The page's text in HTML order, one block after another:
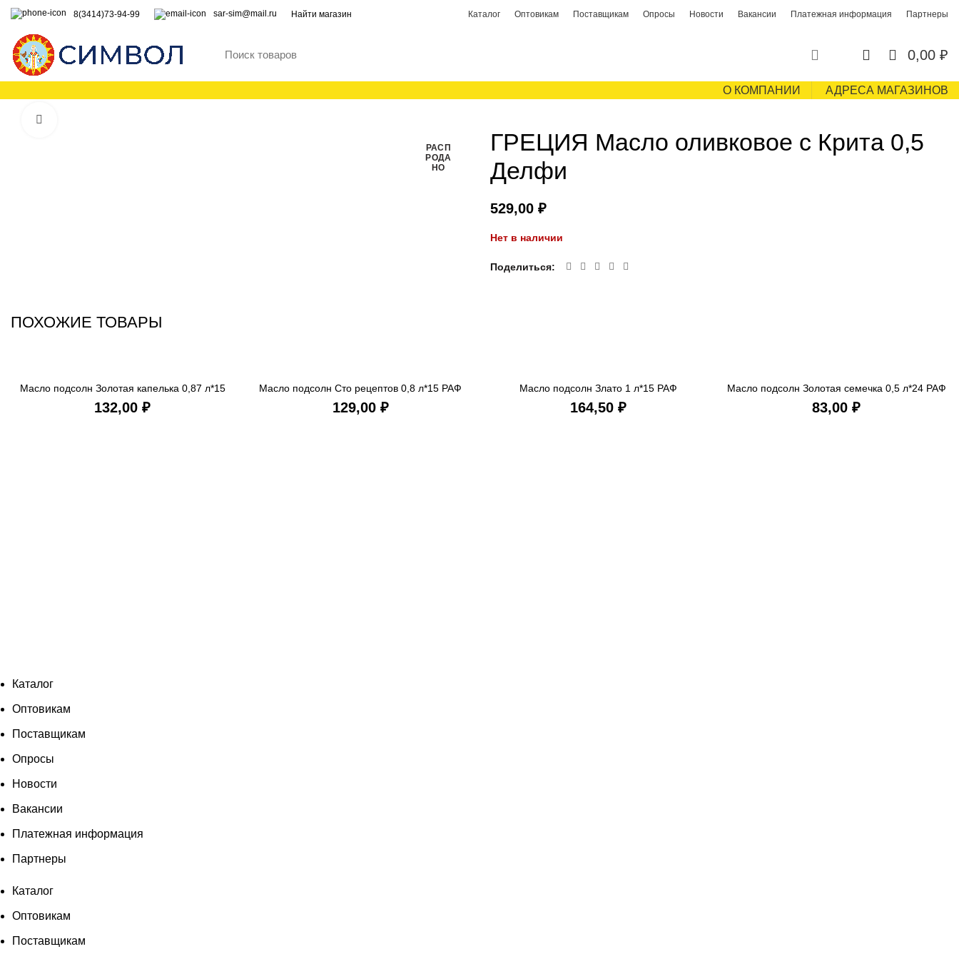
8(3414)73-94-99 sar-sim@mail.ru Найти магазин Каталог Оптовикам Поставщикам Опросы Новости Вакансии Платежная информация Партнеры
0,00 ₽
О КОМПАНИИ АДРЕСА МАГАЗИНОВ
РАСП
РОДА
НО
ГРЕЦИЯ Масло оливковое с Крита 0,5
Делфи
₽
Нет в наличии
Поделиться
ПОХОЖИЕ ТОВАРЫ
В КОРЗИНУ
Масло подсолн Золотая капелька 0,87 л*15
РАФ
₽
В КОРЗИНУ
Масло подсолн Сто рецептов 0,8 л*15 РАФ
₽
В КОРЗИНУ
Масло подсолн Злато 1 л*15 РАФ
₽
В КОРЗИНУ
Масло подсолн Золотая семечка 0,5 л*24 РАФ
₽
Каталог
Оптовикам
Поставщикам
Опросы
Новости
Вакансии
Платежная информация
Партнеры
Каталог
Оптовикам
Поставщикам